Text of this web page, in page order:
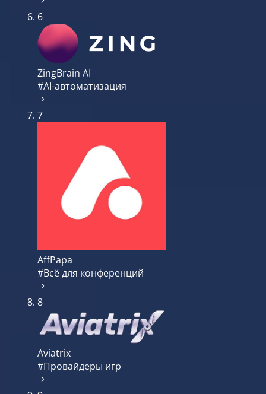
6
ZingBrain AI
#AI-автоматизация
7
AffPapa
#Всё для конференций
8
Aviatrix
#Провайдеры игр